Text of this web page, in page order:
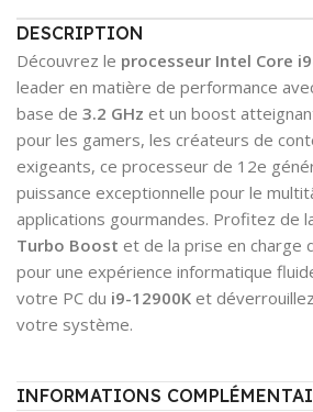
DESCRIPTION
Découvrez le processeur Intel Core
leader en matière de performance
base de 3.2 GHz et un boost
pour les gamers, les créateurs de
exigeants, ce processeur de 12e
puissance exceptionnelle pour le
applications gourmandes. Profitez de
Turbo Boost et de la prise en charge
pour une expérience informatique
votre PC du i9-12900K et
votre système.
INFORMATIONS